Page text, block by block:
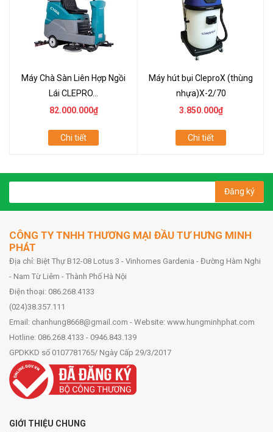
Máy Chà Sàn Liên Hợp Ngồi
Lái CLEPRO...
82.000.000₫
Chi tiết
Máy hút bụi CleproX (thùng
nhựa)X-2/70
3.850.000₫
Chi tiết
Đăng ký
CÔNG TY TNHH THƯƠNG MẠI ĐẦU TƯ HƯNG MINH
PHÁT
Địa chỉ: Biệt Thự B12-08 Lotus 3 - Vinhomes Gardenia - Đường Hàm Nghi
- Nam Từ Liêm - Thành Phố Hà Nội
Điện thoại: 086.268.4133
(024)38.357.111
Email: chanhung8668@gmail.com - Website: www.hungminhphat.com
Hotline: 086.268.4133 - 0946.843.139
GPDKKD số 0107781765/ Ngày Cấp 29/3/2017
GIỚI THIỆU CHUNG